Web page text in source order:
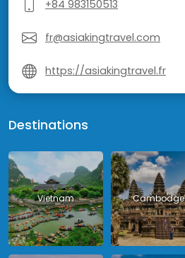
+84 983150513
fr@asiakingtravel.com
https://asiakingtravel.fr
Destinations
Vietnam Cambodge